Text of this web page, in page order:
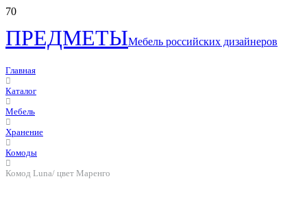
ПРЕДМЕТЫМебель российских дизайнеров
Главная
Каталог
Мебель
Хранение
Комоды
Комод Luna/ цвет Маренго